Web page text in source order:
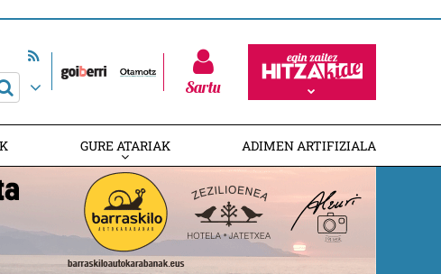
Sartu
GURE ATARIAK ADIMEN ARTIFIZIALA